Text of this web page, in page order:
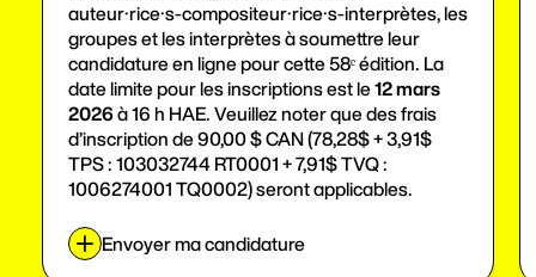
auteur·rice·s-compositeur·rice·s-interprètes, les
groupes et les interprètes à soumettre leur
candidature en ligne pour cette 58ᵉ édition. La
date limite pour les inscriptions est le12 mars
2026à 16 h HAE. Veuillez noter que des frais
d’inscription de 90,00 $ CAN(78,28$ + 3,91$
TPS : 103032744 RT0001 + 7,91$ TVQ :
1006274001 TQ0002)seront applicables.
Envoyer ma candidature